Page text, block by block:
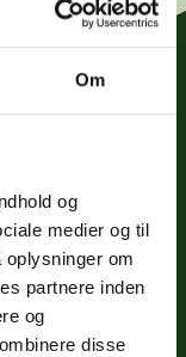
Om
og
medier og til
om
partnere inden
og
disse